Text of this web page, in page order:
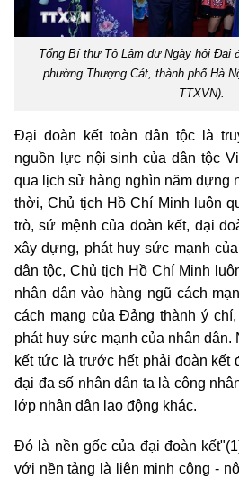
Tổng Bí thư Tô Lâm dự Ngày hội Đại
phường Thượng Cát, thành phố Hà
TTXVN).
Đại đoàn kết toàn dân tộc là
nguồn lực nội sinh của dân tộc
qua lịch sử hàng nghìn năm
thời, Chủ tịch Hồ Chí Minh luôn
trò, sứ mệnh của đoàn kết, đại
xây dựng, phát huy sức mạnh
dân tộc, Chủ tịch Hồ Chí Minh
nhân dân vào hàng ngũ cách
cách mạng của Đảng thành ý
phát huy sức mạnh của nhân
kết tức là trước hết phải đoàn kết
đại đa số nhân dân ta là công
lớp nhân dân lao động khác.
Đó là nền gốc của đại đoàn
với nền tảng là liên minh công -